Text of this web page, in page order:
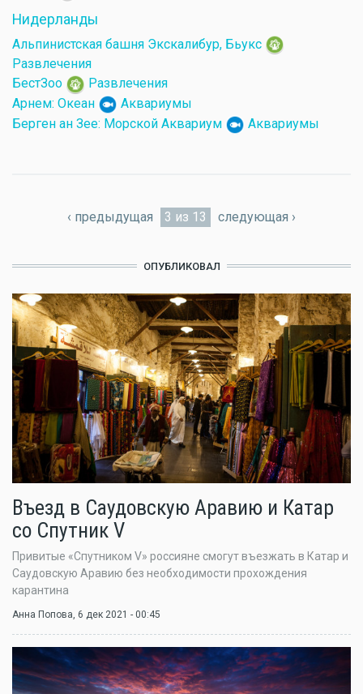
Нидерланды
Альпинистская башня Экскалибур, Бьукс
Развлечения
БестЗоо
Развлечения
Арнем: Океан
Аквариумы
Берген ан Зее: Морской Аквариум
Аквариумы
‹ предыдущая 3 из 13 следующая ›
ОПУБЛИКОВАЛ
Въезд в Саудовскую Аравию и Катар
со Спутник V
Привитые «Спутником V» россияне смогут въезжать в Катар и
Саудовскую Аравию без необходимости прохождения
карантина
Анна Попова, 6 дек 2021 - 00:45